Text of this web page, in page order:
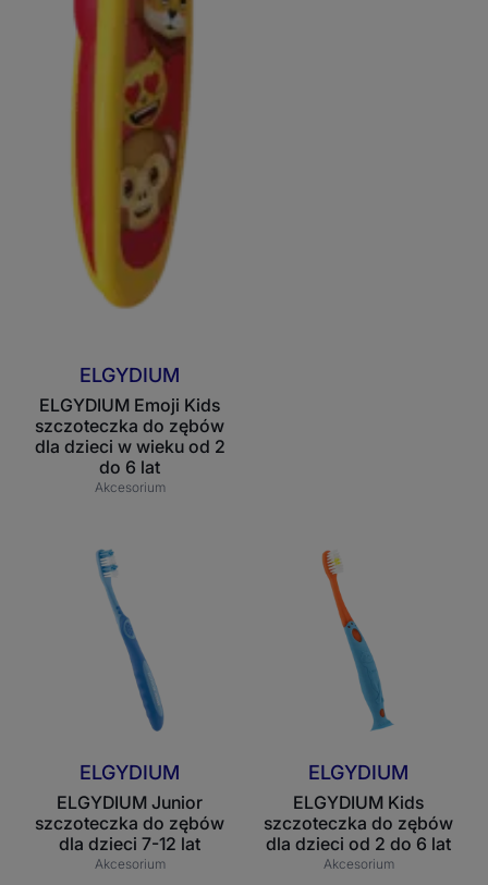
ELGYDIUM
ELGYDIUM Emoji Kids
szczoteczka do zębów
dla dzieci w wieku od 2
do 6 lat
Akcesorium
do
zębów
dla
dzieci
lat
ELGYDIUM
ELGYDIUM Junior
szczoteczka do zębów
dla dzieci 7-12 lat
Akcesorium
do
zębów
dla
dzieci
od
do
6
lat
ELGYDIUM
ELGYDIUM Kids
szczoteczka do zębów
dla dzieci od 2 do 6 lat
Akcesorium